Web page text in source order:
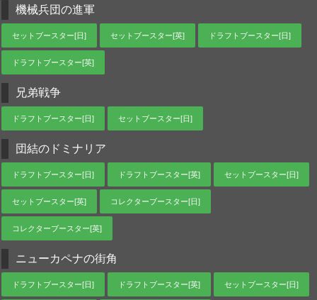
機械兵団の進軍
セットブースター[日] セットブースター[英] ドラフトブースター[日]
ドラフトブースター[英]
兄弟戦争
ドラフトブースター[日] セットブースター[日]
団結のドミナリア
ドラフトブースター[日] ドラフトブースター[英] セットブースター[日]
セットブースター[英] コレクターブースター[日]
コレクターブースター[英]
ニューカペナの街角
ドラフトブースター[日] ドラフトブースター[英] セットブースター[日]